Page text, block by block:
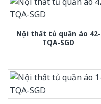
Nội thất tủ quần áo 42-
TQA-SGD